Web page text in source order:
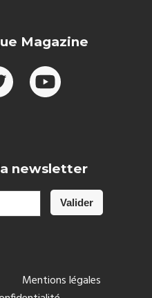
Magazine
newsletter
Mentions légales